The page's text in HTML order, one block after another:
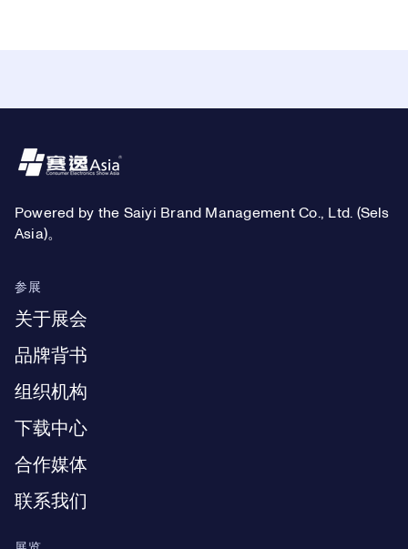
Footer
Powered by the Saiyi Brand Management Co., Ltd. (Sels
Asia)。
参展
关于展会
品牌背书
组织机构
下载中心
合作媒体
联系我们